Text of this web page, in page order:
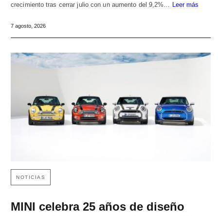
crecimiento tras cerrar julio con un aumento del 9,2%… Leer más
7 agosto, 2026
NOTICIAS
MINI celebra 25 años de diseño